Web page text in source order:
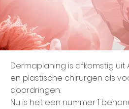
Dermaplaning is afkomstig
en plastische chirurgen als
doordringen.
Nu is het een nummer 1